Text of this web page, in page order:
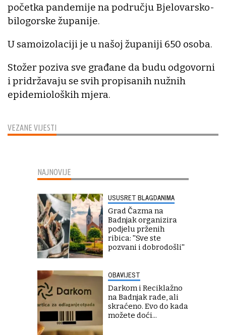
VEZANE VIJESTI
početka pandemije na području Bjelovarsko-
bilogorske županije.
U samoizolaciji je u našoj županiji 650 osoba.
Stožer poziva sve građane da budu odgovorni
i pridržavaju se svih propisanih nužnih
epidemioloških mjera.
NAJNOVIJE
USUSRET BLAGDANIMA
Grad Čazma na
Badnjak organizira
podjelu prženih
ribica: ''Sve ste
pozvani i dobrodošli''
OBAVIJEST
Darkom i Reciklažno
na Badnjak rade, ali
skraćeno. Evo do kada
možete doći...